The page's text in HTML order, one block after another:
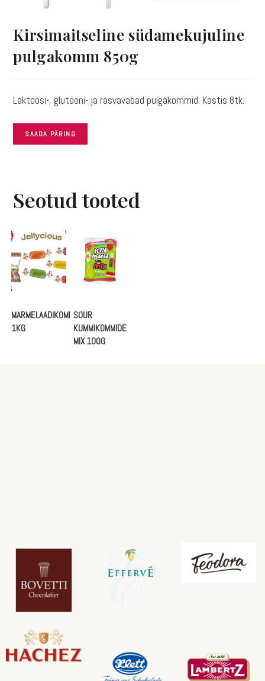
Kirsimaitseline südamekujuline
pulgakomm 850g
Laktoosi-, gluteeni- ja rasvavabad pulgakommid. Kastis 8tk.
SAADA PÄRING
Seotud tooted
MARMELAADIKOMMID
1KG
SOUR
KUMMIKOMMIDE
MIX 100G